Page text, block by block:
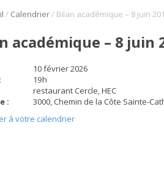
/ Calendrier/ Bilan académique – 8 juin
académique – 8 juin
10 février 2026
19h
restaurant Cercle, HEC
:
3000, Chemin de la Côte Sainte-
à votre calendrier